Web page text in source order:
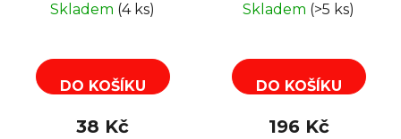
Skladem (4 ks)
DO KOŠÍKU
38 Kč
Skladem (>5 ks)
DO KOŠÍKU
196 Kč